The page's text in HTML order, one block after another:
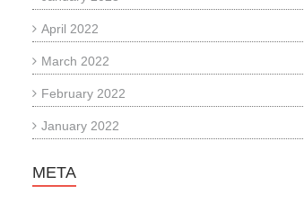
April 2022
March 2022
February 2022
January 2022
META